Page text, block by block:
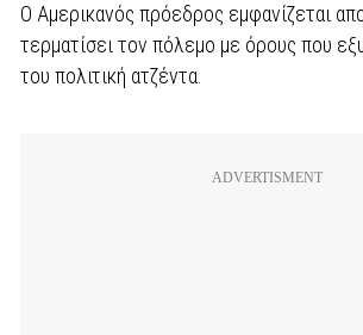
Ο Αμερικανός πρόεδρος εμφανίζεται
τερματίσει τον πόλεμο με όρους που
του πολιτική ατζέντα.